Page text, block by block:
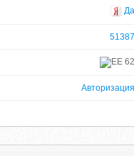
Да
51387
62
Авторизация